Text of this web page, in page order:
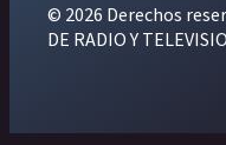
© 2026 Derechos
DE RADIO Y